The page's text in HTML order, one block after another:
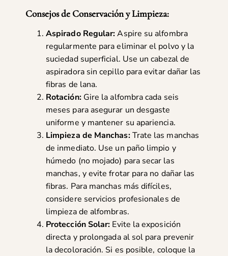
Consejos de Conservación y Limpieza:
Aspirado Regular:Aspire su alfombra
regularmente para eliminar el polvo y la
suciedad superficial. Use un cabezal de
aspiradora sin cepillo para evitar dañar las
fibras de lana.
Rotación:Gire la alfombra cada seis
meses para asegurar un desgaste
uniforme y mantener su apariencia.
Limpieza de Manchas:Trate las manchas
de inmediato. Use un paño limpio y
húmedo (no mojado) para secar las
manchas, y evite frotar para no dañar las
fibras. Para manchas más difíciles,
considere servicios profesionales de
limpieza de alfombras.
Protección Solar: Evite la exposición
directa y prolongada al sol para prevenir
la decoloración. Si es posible, coloque la